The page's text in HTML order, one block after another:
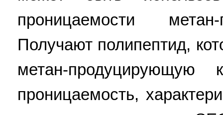
проницаемости
Получают полипептид,
метан-
проницаемость,